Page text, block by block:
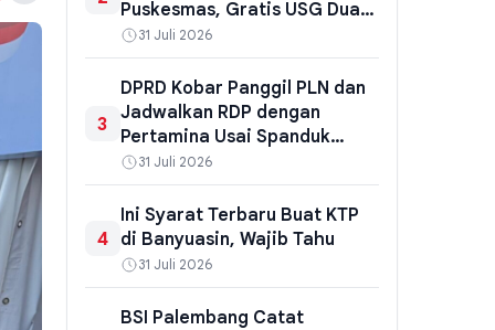
Puskesmas, Gratis USG Dua
Kali untuk Tekan Angka
Kematian Ibu dan Bayi
31 Juli 2026
3
DPRD Kobar Panggil PLN dan
Jadwalkan RDP dengan
Pertamina Usai Spanduk
Kritik Viral
31 Juli 2026
4
Ini Syarat Terbaru Buat KTP
di Banyuasin, Wajib Tahu
31 Juli 2026
BSI Palembang Catat